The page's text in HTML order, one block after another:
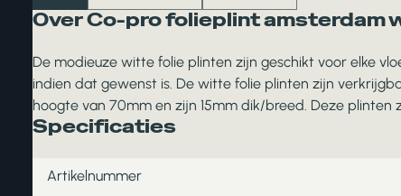
Over Co-pro folieplint amsterdam
De modieuze witte folie plinten zijn geschikt voor elke
indien dat gewenst is. De witte folie plinten zijn
hoogte van 70mm en zijn 15mm dik/breed. Deze
Specificaties
Artikelnummer